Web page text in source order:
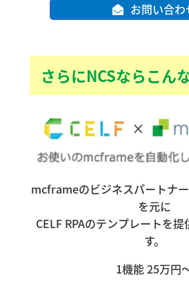
お問い合わ
さらにNCSならこん
mcframeのビジネスパートナ
を元に
CELF RPAのテンプレートを
す。
1機能 25万円